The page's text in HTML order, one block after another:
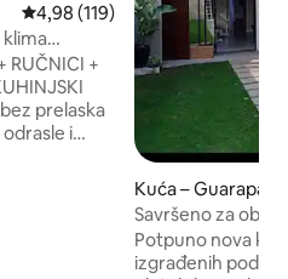
Prosječna ocjena: 4,98/5,
4,98 (119)
klima
RUČNICI +
prelaska
i
Kuća – Guarapari
Savršeno za
bazen!
Potpuno nova
izgrađenih